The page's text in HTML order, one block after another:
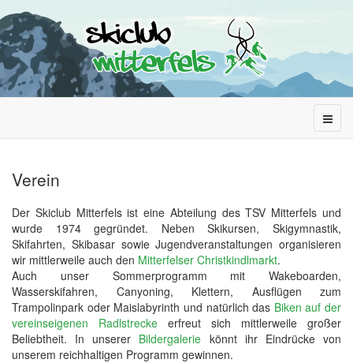
Verein
Der Skiclub Mitterfels ist eine Abteilung des TSV Mitterfels und
wurde 1974 gegründet. Neben Skikursen, Skigymnastik,
Skifahrten, Skibasar sowie Jugendveranstaltungen organisieren
wir mittlerweile auch den Mitterfelser Christkindlmarkt.
Auch unser Sommerprogramm mit Wakeboarden,
Wasserskifahren, Canyoning, Klettern, Ausflügen zum
Trampolinpark oder Maislabyrinth und natürlich das Biken auf der
vereinseigenen Radlstrecke erfreut sich mittlerweile großer
Beliebtheit. In unserer Bildergalerie könnt ihr Eindrücke von
unserem reichhaltigen Programm gewinnen.